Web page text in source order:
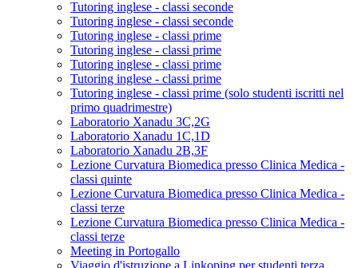
Tutoring inglese - classi seconde
Tutoring inglese - classi seconde
Tutoring inglese - classi prime
Tutoring inglese - classi prime
Tutoring inglese - classi prime
Tutoring inglese - classi prime
Tutoring inglese - classi prime (solo studenti iscritti nel
primo quadrimestre)
Laboratorio Xanadu 3C,2G
Laboratorio Xanadu 1C,1D
Laboratorio Xanadu 2B,3F
Lezione Curvatura Biomedica presso Clinica Medica -
classi quinte
Lezione Curvatura Biomedica presso Clinica Medica -
classi terze
Lezione Curvatura Biomedica presso Clinica Medica -
classi terze
Meeting in Portogallo